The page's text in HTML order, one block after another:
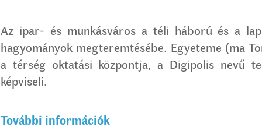
Az ipar- és munkásváros a téli háború és a
hagyományok megteremtésébe. Egyeteme (ma
a térség oktatási központja, a Digipolis nevű
képviseli.
További információk